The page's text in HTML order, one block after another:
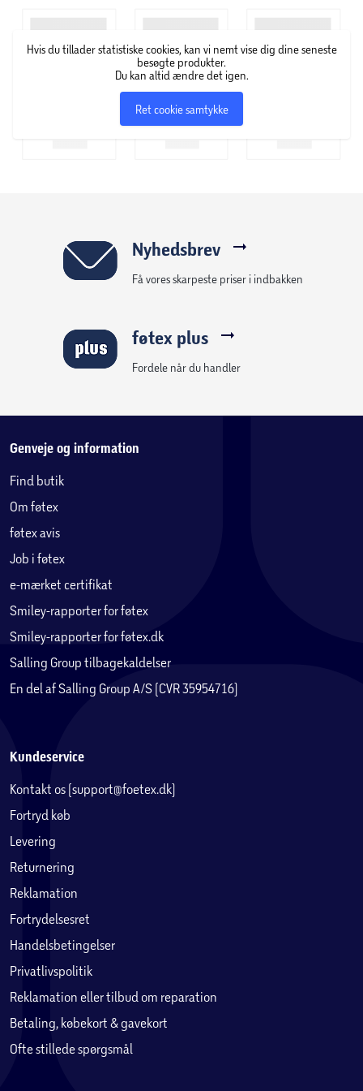
serien til tryg og sikker leg - både alene og sammen med
en partner.
Hvis du tillader statistiske cookies, kan vi nemt vise dig dine seneste
besøgte produkter.
Du kan altid ændre det igen.
Ret cookie samtykke
Nyhedsbrev
Få vores skarpeste priser i indbakken
føtex plus
Fordele når du handler
Genveje og information
Find butik
Om føtex
føtex avis
Job i føtex
e-mærket certifikat
Smiley-rapporter for føtex
Smiley-rapporter for føtex.dk
Salling Group tilbagekaldelser
En del af Salling Group A/S (CVR 35954716)
Kundeservice
Kontakt os (support@foetex.dk)
Fortryd køb
Levering
Returnering
Reklamation
Fortrydelsesret
Handelsbetingelser
Privatlivspolitik
Reklamation eller tilbud om reparation
Betaling, købekort & gavekort
Ofte stillede spørgsmål